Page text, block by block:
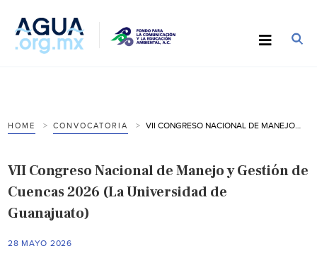
HOME CONVOCATORIA
VII Congreso Nacional de Manejo y Gestión de
Cuencas 2026 (La Universidad de
Guanajuato)
28 MAYO 2026